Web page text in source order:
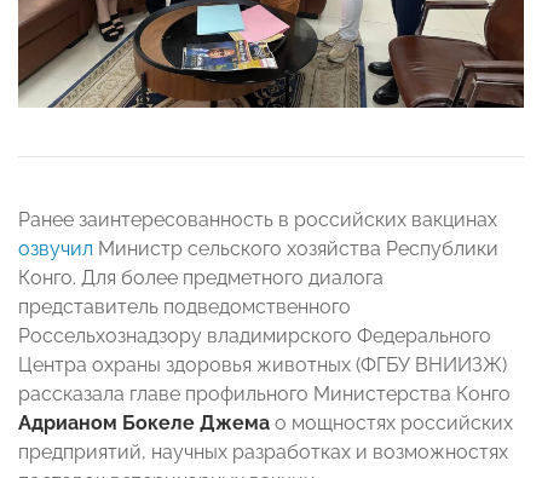
Ранее заинтересованность в российских вакцинах
озвучил Министр сельского хозяйства Республики
Конго. Для более предметного диалога
представитель подведомственного
Россельхознадзору владимирского Федерального
Центра охраны здоровья животных (ФГБУ ВНИИЗЖ)
рассказала главе профильного Министерства Конго
Адрианом Бокеле Джема о мощностях российских
предприятий, научных разработках и возможностях